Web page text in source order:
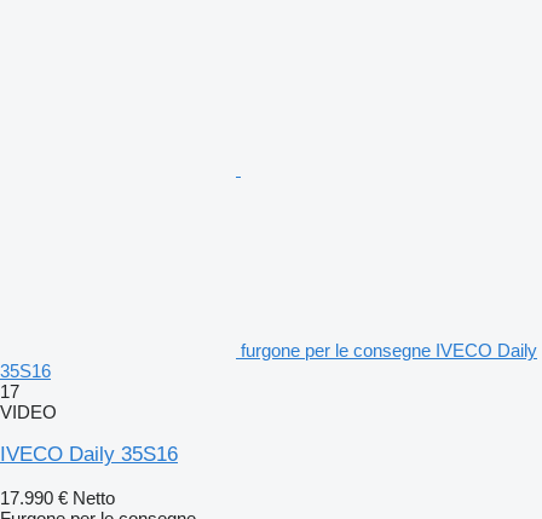
furgone per le consegne IVECO Daily
35S16
17
VIDEO
IVECO Daily 35S16
17.990 € Netto